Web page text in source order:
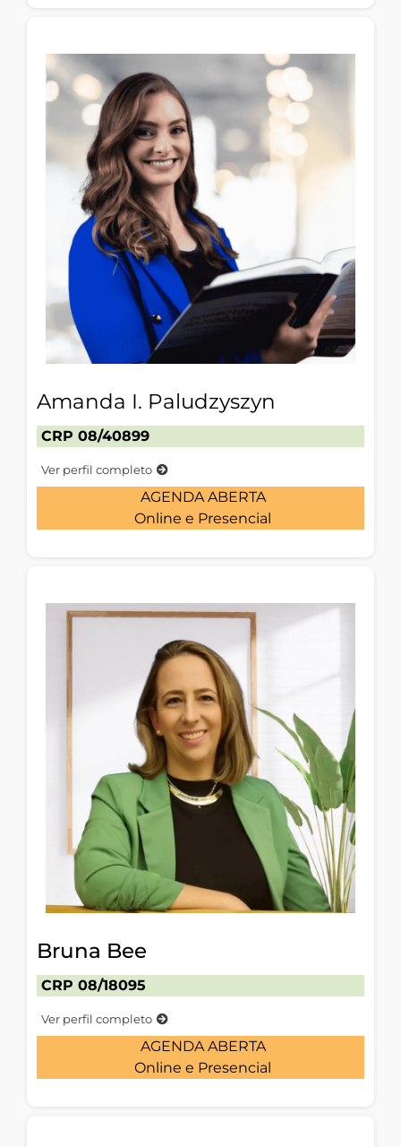
Amanda I. Paludzyszyn
CRP 08/40899
Ver perfil completo
AGENDA ABERTA
Online e Presencial
Bruna Bee
CRP 08/18095
Ver perfil completo
AGENDA ABERTA
Online e Presencial